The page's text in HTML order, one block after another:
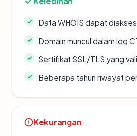
Data WHOIS dapat diakses
Domain muncul dalam log
Sertifikat SSL/TLS yang
Beberapa tahun riwayat
Kekurangan